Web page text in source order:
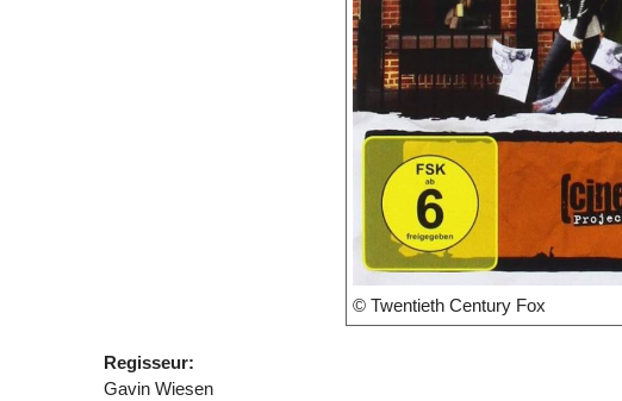
© Twentieth Century Fox
Regisseur:
Gavin Wiesen